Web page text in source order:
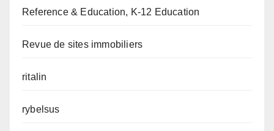
Reference & Education, K-12 Education
Revue de sites immobiliers
ritalin
rybelsus